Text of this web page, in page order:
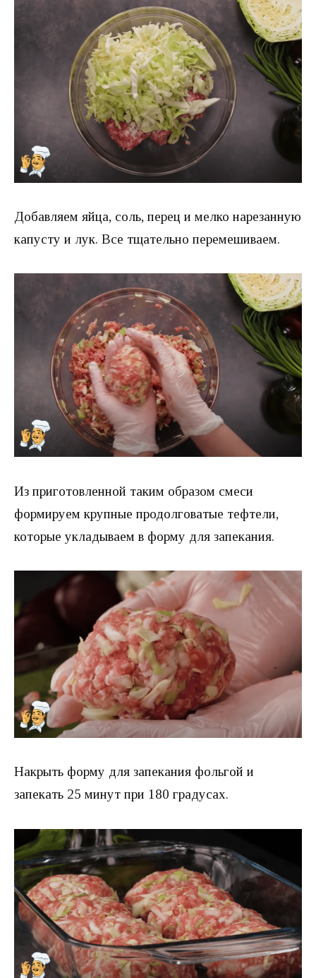
Добавляем яйца, соль, перец и мелко нарезанную
капусту и лук. Все тщательно перемешиваем.
Из приготовленной таким образом смеси
формируем крупные продолговатые тефтели,
которые укладываем в форму для запекания.
Накрыть форму для запекания фольгой и
запекать 25 минут при 180 градусах.